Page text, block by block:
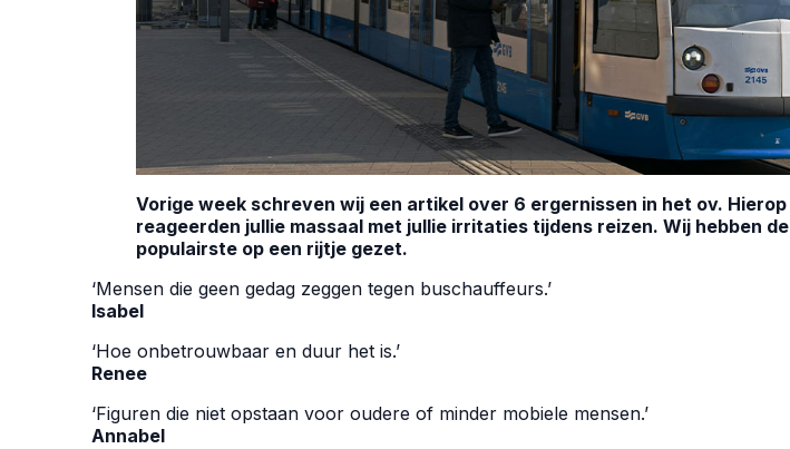
Vorige week schreven wij een artikel over 6 ergernissen in het ov. Hierop
reageerden jullie massaal met jullie irritaties tijdens reizen. Wij hebben de
populairste op een rijtje gezet.
‘Mensen die geen gedag zeggen tegen buschauffeurs.’
Isabel
‘Hoe onbetrouwbaar en duur het is.’
Renee
‘Figuren die niet opstaan voor oudere of minder mobiele mensen.’
Annabel